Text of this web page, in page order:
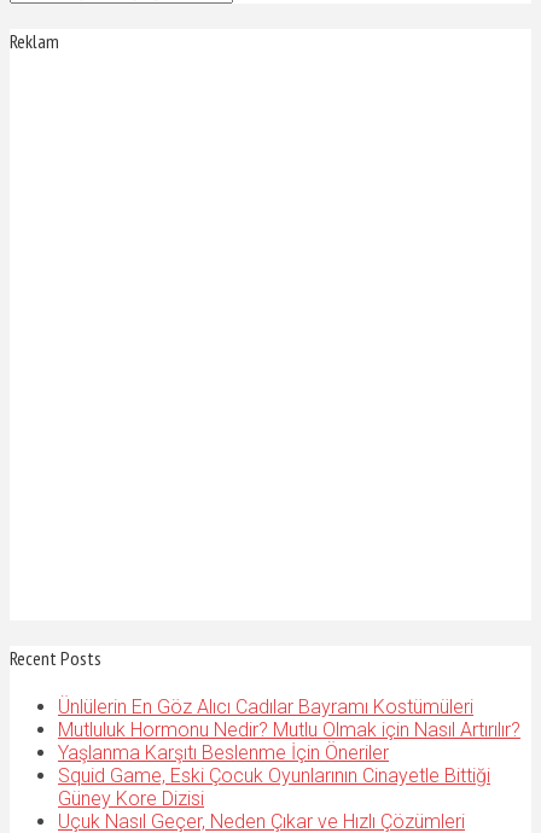
Reklam
Recent Posts
Ünlülerin En Göz Alıcı Cadılar Bayramı Kostümüleri
Mutluluk Hormonu Nedir? Mutlu Olmak için Nasıl Artırılır?
Yaşlanma Karşıtı Beslenme İçin Öneriler
Squid Game, Eski Çocuk Oyunlarının Cinayetle Bittiği
Güney Kore Dizisi
Uçuk Nasıl Geçer, Neden Çıkar ve Hızlı Çözümleri